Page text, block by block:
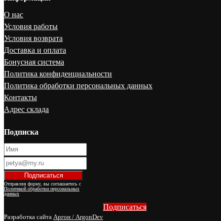
О нас
Условия работы
Условия возврата
Доставка и оплата
Бонусная система
Политика конфиденциальности
Политика обработки персональных данных
Контакты
Адрес склада
Подписка
Отправляя форму, вы соглашаетесь с
Политикой обработки персональных
данных
Подписаться
Разработка сайта Аргон / ArgonDev